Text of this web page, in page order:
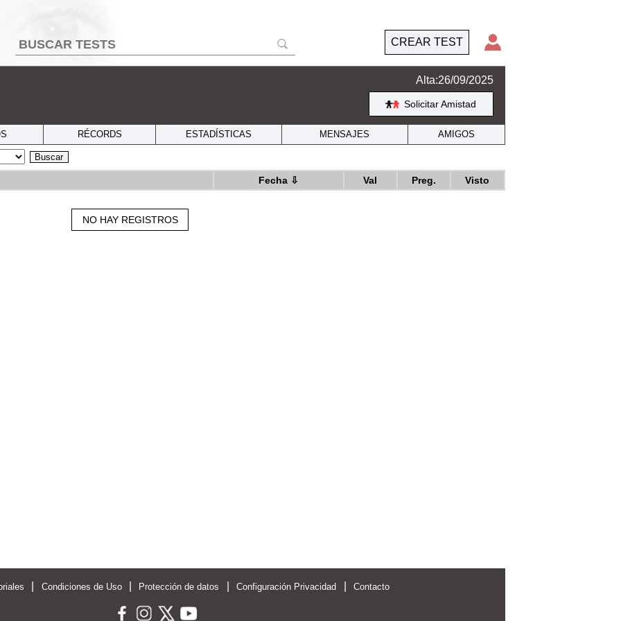
CREAR TEST
Alta:26/09/2025
Solicitar Amistad
RÉCORDS ESTADÍSTICAS MENSAJES AMIGOS
Buscar
Fecha⇩ Val Preg. Visto
NO HAY REGISTROS
Condiciones de Uso Protección de datos Configuración Privacidad Contacto